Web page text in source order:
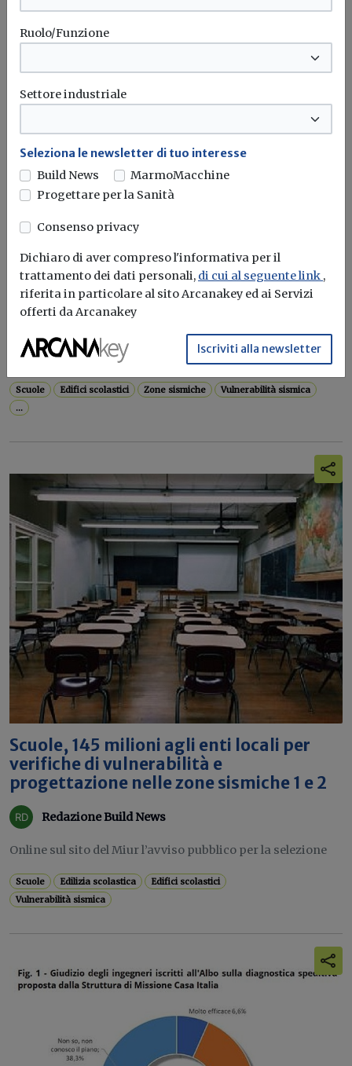
Scuole nelle zone sismiche 1 e 2, entro il
31 agosto la verifica di vulnerabilità
sismica
Redazione Build News
Il Miur d’intesa con il Dipartimento Casa Italia ha
stanziato circa 100...
Scuole Edifici scolastici Zone sismiche
Vulnerabilità sismica
...
Scuole, 145 milioni agli enti locali per
verifiche di vulnerabilità e
progettazione nelle zone sismiche 1 e 2
Redazione Build News
Online sul sito del Miur l’avviso pubblico per la selezione
Scuole Edilizia scolastica
Edifici scolastici
Vulnerabilità sismica
Ruolo/Funzione
Settore industriale
Seleziona le newsletter di tuo interesse
Build News
MarmoMacchine
Progettare per la Sanità
Consenso privacy
Dichiaro di aver compreso l'informativa per il
trattamento dei dati personali, di cui al seguente link ,
riferita in particolare al sito Arcanakey ed ai Servizi
offerti da Arcanakey
Iscriviti alla newsletter